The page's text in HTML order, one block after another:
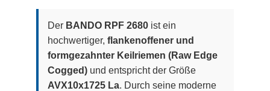
Der BANDO RPF 2680 ist ein
hochwertiger, flankenoffener und
formgezahnter Keilriemen (Raw Edge
Cogged) und entspricht der Größe
AVX10x1725 La. Durch seine moderne